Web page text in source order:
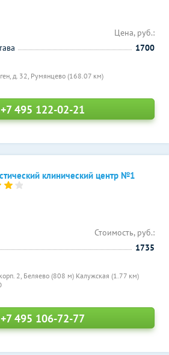
д. 32, Румянцево (168.07 км)
Цена, руб.:
1700
+7 495 122-02-21
клинический центр №1
2, Беляево (808 м) Калужская (1.77 км)
Стоимость, руб.:
1735
+7 495 106-72-77